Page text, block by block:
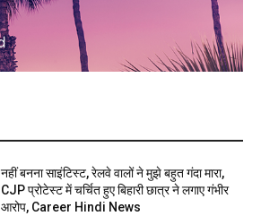
नहीं बनना साइंटिस्ट, रेलवे वालों ने मुझे बहुत गंदा मारा,
CJP प्रोटेस्ट में चर्चित हुए बिहारी छात्र ने लगाए गंभीर
आरोप, Career Hindi News